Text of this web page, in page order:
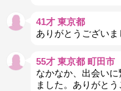
41才 東京都
ありがとうございま
55才 東京都 町田市
なかなか、出会い
ました。ありがとう